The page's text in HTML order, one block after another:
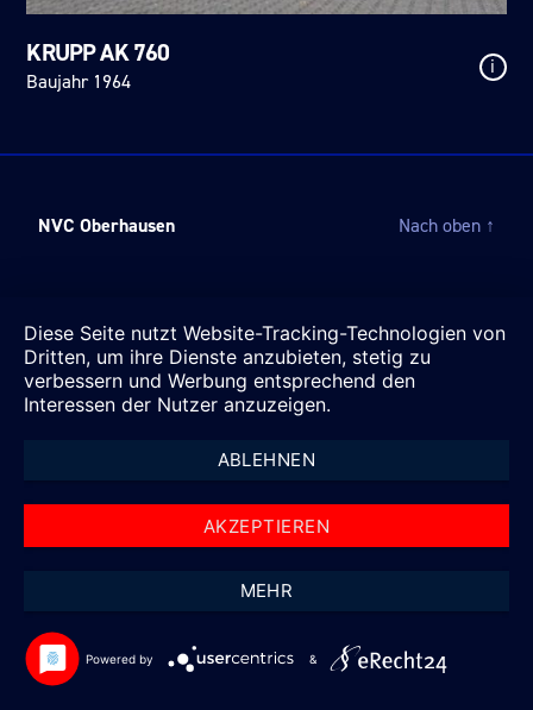
KRUPP AK 760
Baujahr 1964
i
NVC Oberhausen Nach oben ↑
Diese Seite nutzt Website-Tracking-Technologien von
Dritten, um ihre Dienste anzubieten, stetig zu
verbessern und Werbung entsprechend den
Interessen der Nutzer anzuzeigen.
ABLEHNEN
AKZEPTIEREN
MEHR
Powered by &